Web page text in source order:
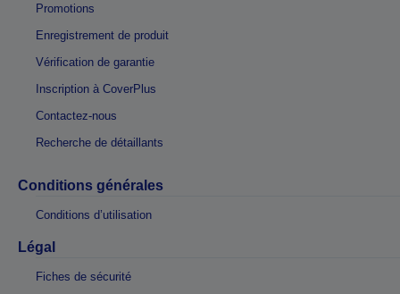
Promotions
Enregistrement de produit
Vérification de garantie
Inscription à CoverPlus
Contactez-nous
Recherche de détaillants
Conditions générales
Conditions d’utilisation
Légal
Fiches de sécurité